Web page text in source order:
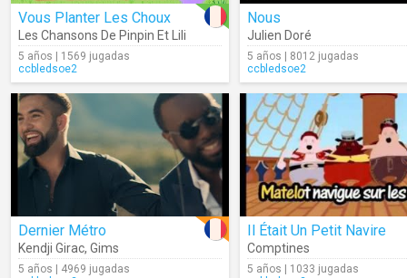
Vous Planter Les Choux
Les Chansons De Pinpin Et Lili
5 años | 1569 jugadas
ccbledsoe2
Nous
Julien Doré
5 años | 8012 jugadas
ccbledsoe2
Dernier Métro
Kendji Girac, Gims
5 años | 4969 jugadas
Il Était Un Petit Navire
Comptines
5 años | 1033 jugadas